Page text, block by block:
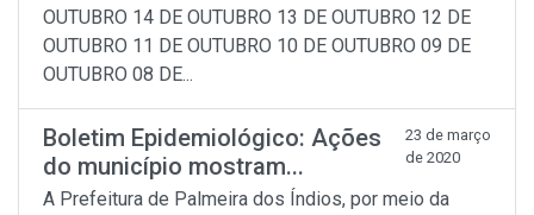
OUTUBRO 14 DE OUTUBRO 13 DE OUTUBRO 12 DE
OUTUBRO 11 DE OUTUBRO 10 DE OUTUBRO 09 DE
OUTUBRO 08 DE...
Boletim Epidemiológico: Ações
do município mostram...
23 de março
de 2020
A Prefeitura de Palmeira dos Índios, por meio da